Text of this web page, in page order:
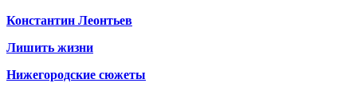
Константин Леонтьев
Лишить жизни
Нижегородские сюжеты